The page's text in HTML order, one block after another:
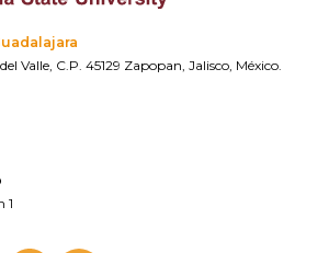
Valle, C.P. 45129 Zapopan, Jalisco, México.
1